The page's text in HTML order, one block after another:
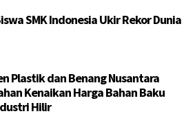
SMK Indonesia Ukir Rekor Dunia
Plastik dan Benang Nusantara
Kenaikan Harga Bahan Baku
Hilir